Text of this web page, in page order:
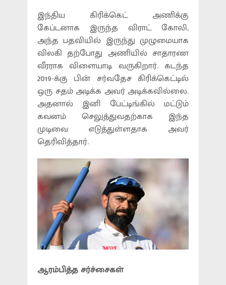
இந்திய கிரிக்கெட் அணிக்கு
கேப்டனாக இருந்த விராட் கோலி,
அந்த பதவியில் இருந்து முழுமையாக
விலகி தற்போது அணியில் சாதாரண
வீரராக விளையாடி வருகிறார். கடந்த
2019-க்கு பின் சர்வதேச கிரிக்கெட்டில்
ஒரு சதம் அடிக்க அவர் அடிக்கவில்லை.
அதனால் இனி பேட்டிங்கில் மட்டும்
கவனம் செலுத்துவதற்காக இந்த
முடிவை எடுத்துள்ளதாக அவர்
தெரிவித்தார்.
ஆரம்பித்த சர்ச்சைகள்